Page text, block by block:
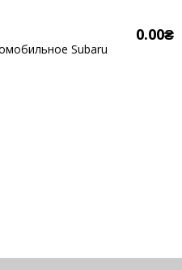
0.00₴
Subaru